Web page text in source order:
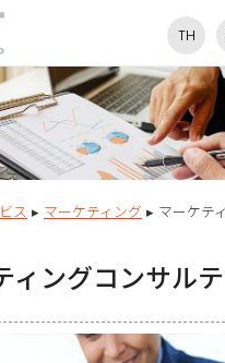
TH
ス ▸ マーケティング ▸ マーケテ
ィングコンサル